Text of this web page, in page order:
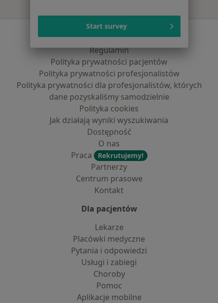
Serwis
Regulamin
Polityka prywatności pacjentów
Polityka prywatności profesjonalistów
Polityka prywatności dla profesjonalistów, których
dane pozyskaliśmy samodzielnie
Polityka cookies
Jak działają wyniki wyszukiwania
Dostępność
O nas
Praca
Rekrutujemy!
Partnerzy
Centrum prasowe
Kontakt
Dla pacjentów
Lekarze
Placówki medyczne
Pytania i odpowiedzi
Usługi i zabiegi
Choroby
Pomoc
Aplikacje mobilne
Start survey